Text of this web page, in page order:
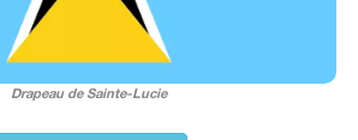
Drapeau de Sainte-Lucie